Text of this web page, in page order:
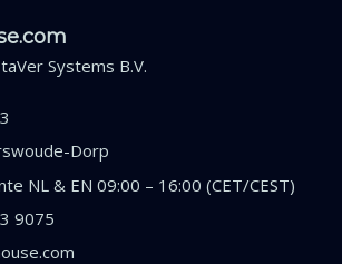
Systems B.V.
Dorp
NL & EN 09:00 – 16:00 (CET/CEST)
9075